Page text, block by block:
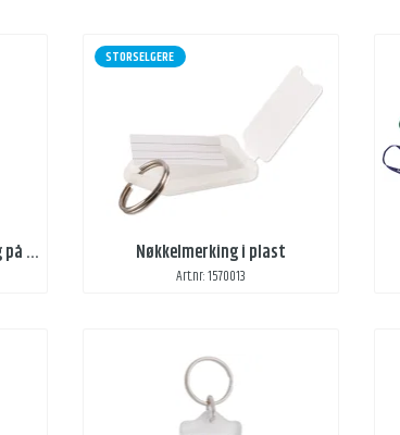
Nøkkelring i lær, grå med preg på 2 sider
STORSELGERE
Nøkkelmerking i plast
Art.nr: 1570013